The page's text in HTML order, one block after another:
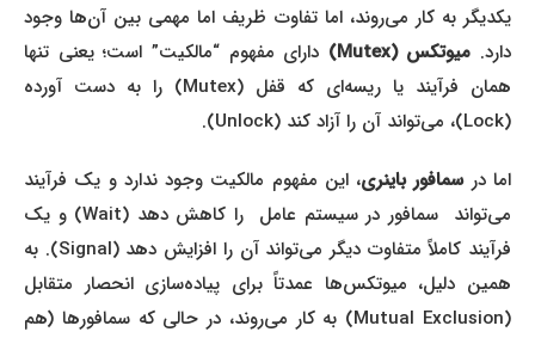
یکدیگر به کار می‌روند، اما تفاوت ظریف اما مهمی بین آن‌ها وجود
دارد.میوتکس (Mutex)
دارای مفهوم “مالکیت” است؛ یعنی تنها
همان فرآیند یا ریسه‌ای که قفل (Mutex) را به دست آورده
اما در سمافور باینری، این مفهوم مالکیت وجود ندارد و یک فرآیند
می‌تواند سمافور در سیستم عامل را کاهش دهد (Wait) و یک
فرآیند کاملاً متفاوت دیگر می‌تواند آن را افزایش دهد (Signal). به
همین دلیل، میوتکس‌ها عمدتاً برای پیاده‌سازی انحصار متقابل
(Mutual Exclusion) به کار می‌روند، در حالی که سمافورها (هم